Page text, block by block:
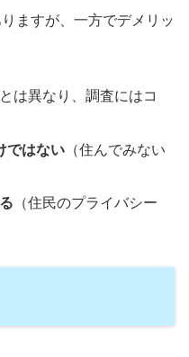
ますが、一方でデメリッ
は異なり、調査にはコ
ではない （住んでみない
（住民のプライバシー